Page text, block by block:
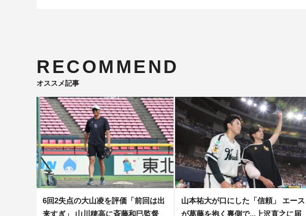
RECOMMEND
オススメ記事
6回2失点の大山凌を評価「前回は出
来すぎ」 山川穂高に斉藤和巳監督
山本祐大が口にした「信頼」 エース
が葛藤を抱く裏側で...上沢直之に届